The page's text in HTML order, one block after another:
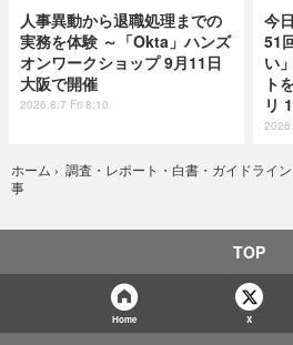
人事異動から退職処理までの
実務を体験 ～「Okta」ハンズ
オンワークショップ 9月11日
大阪で開催
2026.8.7 Fri 8:10
今
51
い
ト
リ
ホーム › 調査・レポート・白書・ガイドライン
事
TOP
Home X